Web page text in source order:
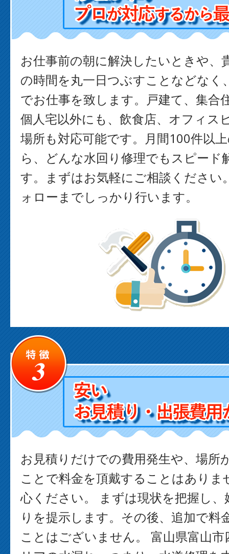
お仕事前の朝に解決したいときや、
の時間を丸一日つぶすことなどなく
でお仕事を致します。戸建て、集合
個人宅以外にも、飲食店、オフィス
場所も対応可能です。月間100件以
ら、どんな水回り修理でもスピード
す。まずはお気軽にご相談ください
ォローまでしっかり行います。
お見積りだけでの費用発生や、場所
ことで料金を頂戴することはありま
心ください。 まずは現状を把握し
りを提示します。その後、追加で料
ことはございません。 富山県富山市